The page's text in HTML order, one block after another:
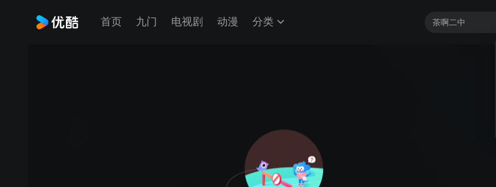
首页 九门 电视剧 动漫 分类